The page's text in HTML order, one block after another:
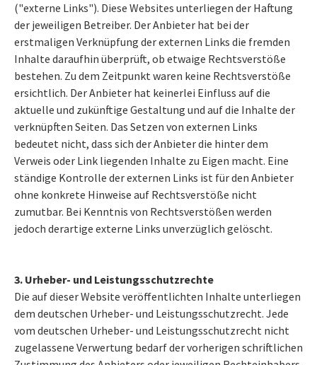
("externe Links"). Diese Websites unterliegen der Haftung
der jeweiligen Betreiber. Der Anbieter hat bei der
erstmaligen Verknüpfung der externen Links die fremden
Inhalte daraufhin überprüft, ob etwaige Rechtsverstöße
bestehen. Zu dem Zeitpunkt waren keine Rechtsverstöße
ersichtlich. Der Anbieter hat keinerlei Einfluss auf die
aktuelle und zukünftige Gestaltung und auf die Inhalte der
verknüpften Seiten. Das Setzen von externen Links
bedeutet nicht, dass sich der Anbieter die hinter dem
Verweis oder Link liegenden Inhalte zu Eigen macht. Eine
ständige Kontrolle der externen Links ist für den Anbieter
ohne konkrete Hinweise auf Rechtsverstöße nicht
zumutbar. Bei Kenntnis von Rechtsverstößen werden
jedoch derartige externe Links unverzüglich gelöscht.
3. Urheber- und Leistungsschutzrechte
Die auf dieser Website veröffentlichten Inhalte unterliegen
dem deutschen Urheber- und Leistungsschutzrecht. Jede
vom deutschen Urheber- und Leistungsschutzrecht nicht
zugelassene Verwertung bedarf der vorherigen schriftlichen